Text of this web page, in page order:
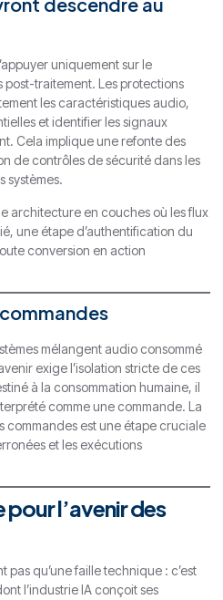
uniquement sur le
traitement. Les protections
les caractéristiques audio,
et identifier les signaux
Cela implique une refonte des
de contrôles de sécurité dans les
systèmes.
architecture en couches où les flux
une étape d’authentification du
conversion en action
mélangent audio consommé
exige l’isolation stricte de ces
à la consommation humaine, il
comme une commande. La
commandes est une étape cruciale
et les exécutions
pour l’avenir des
pas qu’une faille technique : c’est
l’industrie IA conçoit ses